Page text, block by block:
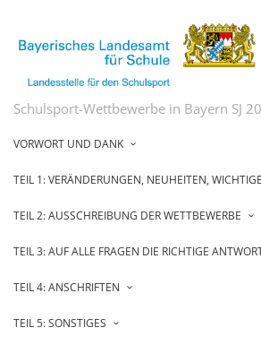
Schulsport-Wettbewerbe in Bayern SJ
VORWORT UND DANK
TEIL 1: VERÄNDERUNGEN, NEUHEITEN,
TEIL 2: AUSSCHREIBUNG DER WETTBEWERBE
TEIL 3: AUF ALLE FRAGEN DIE RICHTIGE
TEIL 4: ANSCHRIFTEN
TEIL 5: SONSTIGES